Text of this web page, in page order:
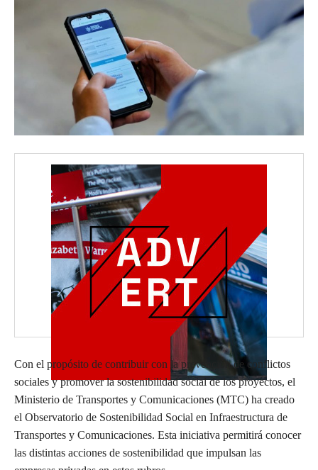
Con el propósito de contribuir con la prevención de conflictos
sociales y promover la sostenibilidad social de los proyectos, el
Ministerio de Transportes y Comunicaciones (MTC) ha creado
el Observatorio de Sostenibilidad Social en Infraestructura de
Transportes y Comunicaciones. Esta iniciativa permitirá conocer
las distintas acciones de sostenibilidad que impulsan las